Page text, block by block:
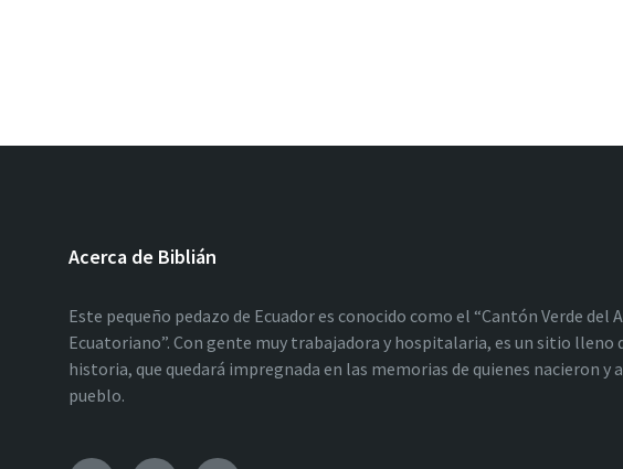
Acerca de Biblián
Este pequeño pedazo de Ecuador es conocido como el “Cantón Verde del
Ecuatoriano”. Con gente muy trabajadora y hospitalaria, es un sitio lleno
historia, que quedará impregnada en las memorias de quienes nacieron y
pueblo.